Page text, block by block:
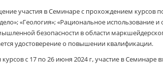
участия в Семинаре с прохождением курсов
«Геология»; «Рациональное использование
безопасности в области
удостоверение о повышении квалификации.
с 17 по 26 июня 2024 г, участие в Семинаре